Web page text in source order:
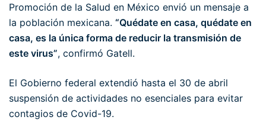
Promoción de la Salud en México envió un mensaje a
la población mexicana. “Quédate en casa, quédate en
casa, es la única forma de reducir la transmisión de
este virus”, confirmó Gatell.
El Gobierno federal extendió hasta el 30 de abril
suspensión de actividades no esenciales para evitar
contagios de Covid-19.